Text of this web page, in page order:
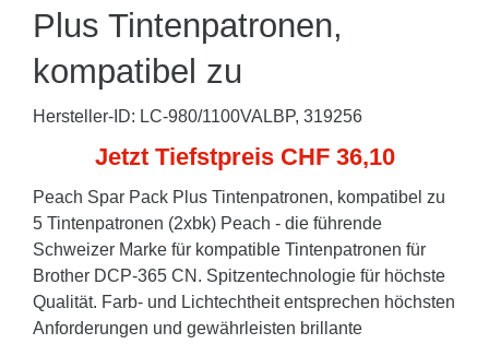
Plus Tintenpatronen,
kompatibel zu
Hersteller-ID: LC-980/1100VALBP, 319256
Jetzt Tiefstpreis CHF 36,10
Peach Spar Pack Plus Tintenpatronen, kompatibel zu
5 Tintenpatronen (2xbk) Peach - die führende
Schweizer Marke für kompatible Tintenpatronen für
Brother DCP-365 CN. Spitzentechnologie für höchste
Qualität. Farb- und Lichtechtheit entsprechen höchsten
Anforderungen und gewährleisten brillante